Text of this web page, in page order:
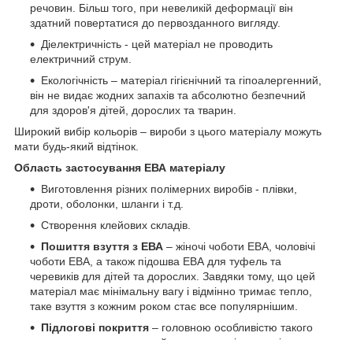
речовин. Більш того, при невеликій деформації він
здатний повертатися до первозданного вигляду.
Діелектричність - цей матеріал не проводить
електричний струм.
Екологічність – матеріал гігієнічний та гіпоалергенний,
він не видає жодних запахів та абсолютно безпечний
для здоров'я дітей, дорослих та тварин.
Широкий вибір кольорів – вироби з цього матеріалу можуть
мати будь-який відтінок.
Область застосування ЕВА матеріалу
Виготовлення різних полімерних виробів - плівки,
дроти, оболонки, шланги і т.д.
Створення клейових складів.
Пошиття взуття з ЕВА – жіночі чоботи ЕВА, чоловічі
чоботи ЕВА, а також підошва ЕВА для туфель та
черевиків для дітей та дорослих. Завдяки тому, що цей
матеріал має мінімальну вагу і відмінно тримає тепло,
таке взуття з кожним роком стає все популярнішим.
Підлогові покриття – головною особливістю такого